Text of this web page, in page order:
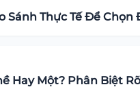
Sánh Thực Tế Để
Hay Một? Phân Biệt